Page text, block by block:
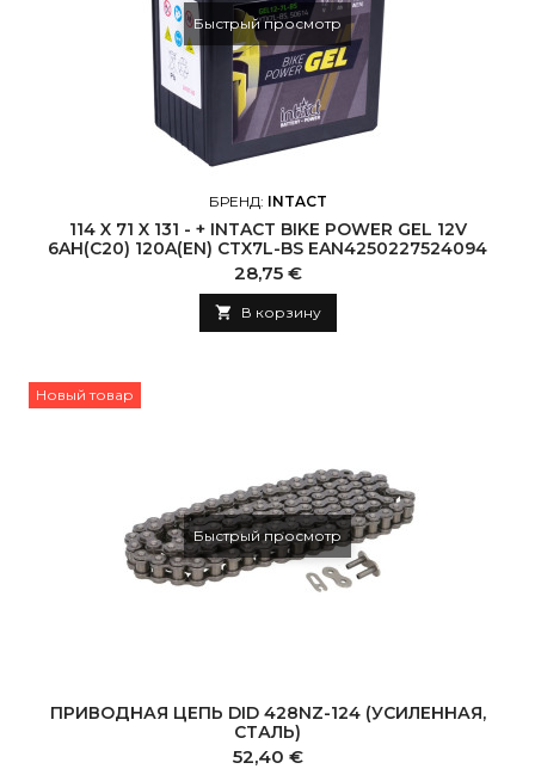
Быстрый просмотр
БРЕНД: INTACT
114 X 71 X 131 - + INTACT BIKE POWER GEL 12V
6AH(C20) 120A(EN) CTX7L-BS EAN4250227524094
Цена
28,75 €
 В корзину
Новый товар
Быстрый просмотр
ПРИВОДНАЯ ЦЕПЬ DID 428NZ-124 (УСИЛЕННАЯ,
СТАЛЬ)
Цена
52,40 €